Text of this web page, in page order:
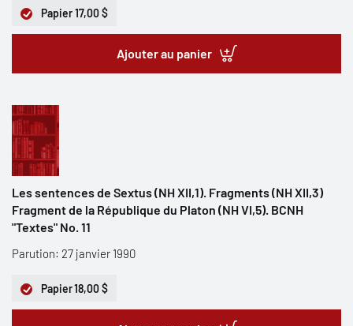
Papier17,00 $
Ajouter au panier
Les sentences de Sextus (NH XII,1). Fragments (NH XII,3)
Fragment de la République du Platon (NH VI,5). BCNH
"Textes" No. 11
Parution: 27 janvier 1990
Papier18,00 $